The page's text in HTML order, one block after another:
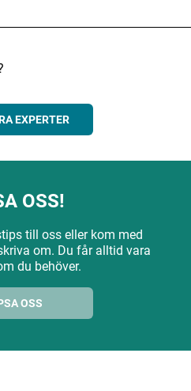
EXPERTER
OSS!
till oss eller kom med
om. Du får alltid vara
du behöver.
OSS